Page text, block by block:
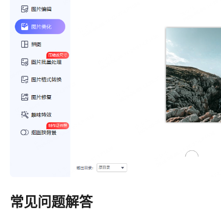
常见问题解答